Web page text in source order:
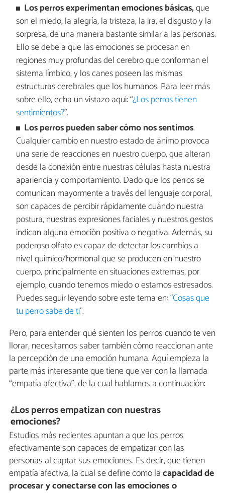
Los perros experimentan emociones básicas,que
son el miedo, la alegría, la tristeza, la ira, el disgusto y la
sorpresa, de una manera bastante similar a las personas.
Ello se debe a que las emociones se procesan en
regiones muy profundas del cerebro que conforman el
sistema límbico, y los canes poseen las mismas
estructuras cerebrales que los humanos. Para leer más
sobre ello, echa un vistazo aquí: “¿Los perros tienen
sentimientos?”.
Los perros pueden saber cómo nos sentimos.
Cualquier cambio en nuestro estado de ánimo provoca
una serie de reacciones en nuestro cuerpo, que alteran
desde la conexión entre nuestras células hasta nuestra
apariencia y comportamiento. Dado que los perros se
comunican mayormente a través del lenguaje corporal,
son capaces de percibir rápidamente cuándo nuestra
postura, nuestras expresiones faciales y nuestros gestos
indican alguna emoción positiva o negativa. Además, su
poderoso olfato es capaz de detectar los cambios a
nivel químico/hormonal que se producen en nuestro
cuerpo, principalmente en situaciones extremas, por
ejemplo, cuando tenemos miedo o estamos estresados.
Puedes seguir leyendo sobre este tema en: “Cosas que
tu perro sabe de ti”.
Pero, para entender qué sienten los perros cuando te ven
llorar, necesitamos saber también cómo reaccionan ante
la percepción de una emoción humana. Aquí empieza la
parte más interesante que tiene que ver con la llamada
“empatía afectiva”, de la cual hablamos a continuación:
¿Los perros empatizan con nuestras
emociones?
Estudios más recientes apuntan a que los perros
efectivamente son capaces de empatizar con las
personas al captar sus emociones. Es decir, que tienen
empatía afectiva, la cual se define como lacapacidad de
procesar y conectarse con las emociones o